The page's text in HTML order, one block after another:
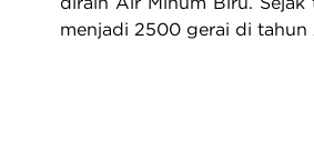
menjadi 2500 gerai di tahun